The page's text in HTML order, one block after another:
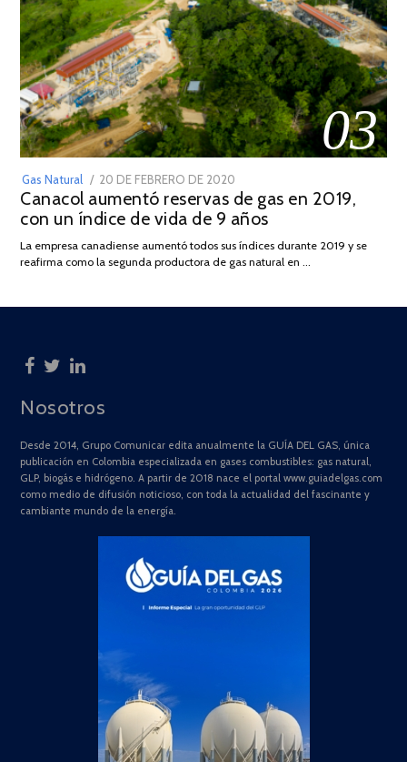
03
Gas Natural
POSTED
ON
20 DE FEBRERO DE 2020
DE
JULIO
2025
Canacol aumentó reservas de gas en 2019,
con un índice de vida de 9 años
La empresa canadiense aumentó todos sus índices durante 2019 y se
reafirma como la segunda productora de gas natural en …
Nosotros
Desde 2014, Grupo Comunicar edita anualmente la GUÍA DEL GAS, única
publicación en Colombia especializada en gases combustibles: gas natural,
GLP, biogás e hidrógeno. A partir de 2018 nace el portal www.guiadelgas.com
como medio de difusión noticioso, con toda la actualidad del fascinante y
cambiante mundo de la energía.